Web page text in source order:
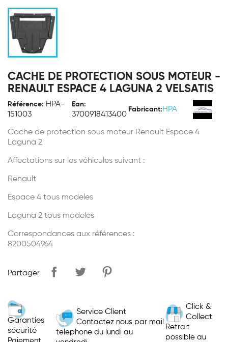
CACHE DE PROTECTION SOUS MOTEUR -
RENAULT ESPACE 4 LAGUNA 2 VELSATIS
Référence: HPA-
151003
Ean:
3700918413400
Fabricant: HPA
Cache de protection sous moteur Renault Espace 4
Laguna 2
Affectations sur les véhicules suivant :
Renault
Espace 4 tous modeles
Laguna 2 tous modeles
Correspondances aux références :
8200504964
Partager
Garanties
sécurité
Service Client
Contactez nous par mail
telephone du lundi au
Click &
Collect
Retrait
possible au